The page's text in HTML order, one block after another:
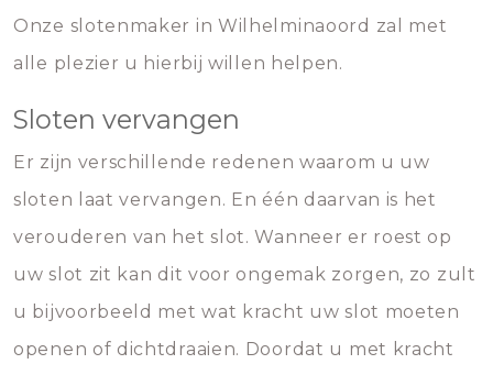
Onze slotenmaker in Wilhelminaoord zal met
alle plezier u hierbij willen helpen.
Sloten vervangen
Er zijn verschillende redenen waarom u uw
sloten laat vervangen. En één daarvan is het
verouderen van het slot. Wanneer er roest op
uw slot zit kan dit voor ongemak zorgen, zo zult
u bijvoorbeeld met wat kracht uw slot moeten
openen of dichtdraaien. Doordat u met kracht